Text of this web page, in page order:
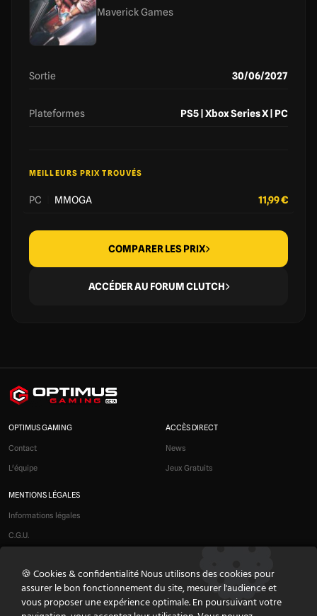
Maverick Games
Sortie 30/06/2027
Plateformes PS5 | Xbox Series X | PC
MEILLEURS PRIX TROUVÉS
PC MMOGA 11,99 €
COMPARER LES PRIX
ACCÉDER AU FORUM CLUTCH
OPTIMUS GAMING
Contact
L'équipe
ACCÈS DIRECT
News
Jeux Gratuits
MENTIONS LÉGALES
Informations légales
C.G.U.
Modération
Confidentialité
🍪 Cookies & confidentialité Nous utilisons des cookies pour
assurer le bon fonctionnement du site, mesurer l'audience et
vous proposer une expérience optimale. En poursuivant votre